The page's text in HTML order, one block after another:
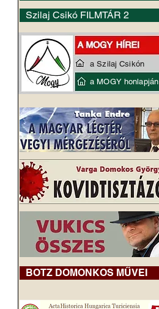
Szilaj Csikó FILMTÁR 2
BOTZ DOMONKOS MŰVEI
a Szilaj Csikón
a MOGY honlapján